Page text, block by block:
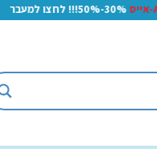
30%-50%!!! לחצו למעבר